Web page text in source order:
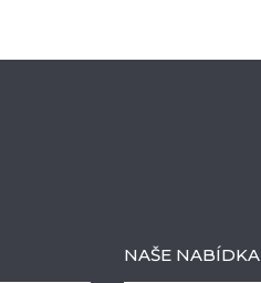
NAŠE NABÍDKA